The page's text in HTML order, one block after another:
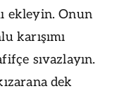
ekleyin. Onun
karışımı
sıvazlayın.
dek